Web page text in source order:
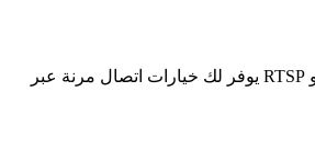
قم بتكوين Netiscom كاميرات IP الخاصة بك باستخدام Agent DVR. يتضمن برنامج المراقبة المجاني الخاص بنا معالج إعداد مخصص لطرز Netiscom، وتوافق ONVIF و RTSP يوفر لك خيارات اتصال مرنة عبر